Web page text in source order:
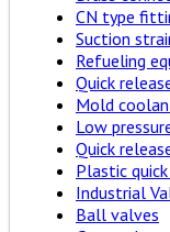
CN type
Suction
Refueling
Quick
Mold
Low
Quick
Plastic
Industrial
Ball valves